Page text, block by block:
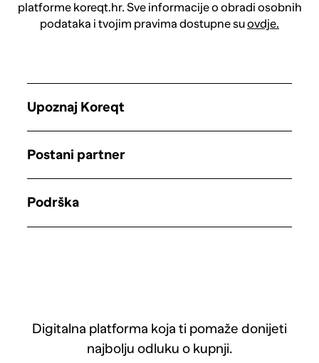
platforme koreqt.hr. Sve informacije o obradi osobnih
podataka i tvojim pravima dostupne suovdje.
Digitalna platforma koja ti pomaže donijeti
najbolju odluku o kupnji.
Upoznaj Koreqt
Postani partner
Podrška